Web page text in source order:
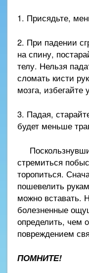
1. Присядьте,
2. При падении
на спину,
телу. Нельзя
сломать кисти
мозга, избегайте
3. Падая,
будет меньше
стремиться
торопиться.
пошевелить
можно вставать.
болезненные
определить,
повреждением
ПОМНИТЕ!